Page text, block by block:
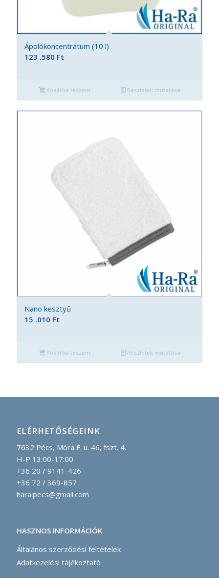
Ápolókoncentrátum (10 l)
123 .580 Ft
Kosárba teszem Részletek mutatása
Nano kesztyű
15 .010 Ft
Kosárba teszem Részletek mutatása
ELÉRHETŐSÉGEINK
7632 Pécs, Móra F. u. 46, fszt. 4.
H-P 13:00-17:00
+36 20 / 9141-426
+36 72 / 369-857
hara.pecs@gmail.com
HASZNOS INFORMÁCIÓK
Általános szerződési feltételek
Adatkezelési tájékoztató